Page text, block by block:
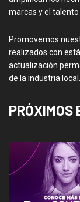
marcas y el talento
Promovemos
realizados con
actualización
de la industria local.
PRÓXIMOS